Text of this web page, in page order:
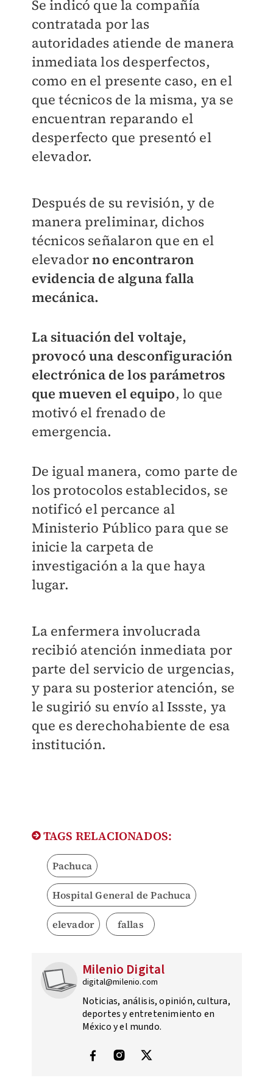
Se indicó que la compañía
contratada por las
autoridades atiende de manera
inmediata los desperfectos,
como en el presente caso, en el
que técnicos de la misma, ya se
encuentran reparando el
desperfecto que presentó el
elevador.
Después de su revisión, y de
manera preliminar, dichos
técnicos señalaron que en el
elevadorno encontraron
evidencia de alguna falla
mecánica.
La situación del voltaje,
provocó una desconfiguración
electrónica de los parámetros
que mueven el equipo, lo que
motivó el frenado de
emergencia.
De igual manera, como parte de
los protocolos establecidos, se
notificó el percance al
Ministerio Público para que se
inicie la carpeta de
investigación a la que haya
lugar.
La enfermera involucrada
recibió atención inmediata por
parte del servicio de urgencias,
y para su posterior atención, se
le sugirió su envío al Issste, ya
que es derechohabiente de esa
institución.
TAGS RELACIONADOS:
Pachuca
Hospital General de Pachuca
elevador fallas
Milenio Digital
digital@milenio.com
Noticias, análisis, opinión, cultura,
deportes y entretenimiento en
México y el mundo.